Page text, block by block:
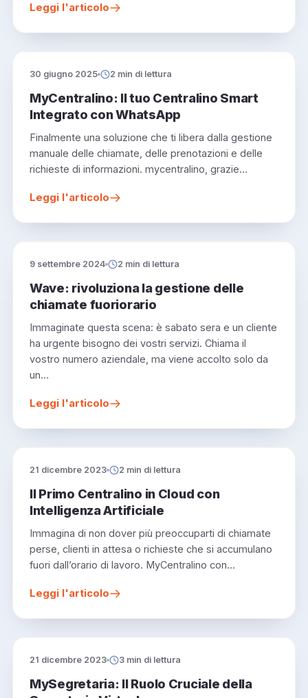
Leggi l'articolo
30 giugno 2025 2 min di lettura
MyCentralino: Il tuo Centralino Smart
Integrato con WhatsApp
Finalmente una soluzione che ti libera dalla gestione
manuale delle chiamate, delle prenotazioni e delle
richieste di informazioni. mycentralino, grazie…
Leggi l'articolo
9 settembre 2024 2 min di lettura
Wave: rivoluziona la gestione delle
chiamate fuoriorario
Immaginate questa scena: è sabato sera e un cliente
ha urgente bisogno dei vostri servizi. Chiama il
vostro numero aziendale, ma viene accolto solo da
un…
Leggi l'articolo
21 dicembre 2023 2 min di lettura
Il Primo Centralino in Cloud con
Intelligenza Artificiale
Immagina di non dover più preoccuparti di chiamate
perse, clienti in attesa o richieste che si accumulano
fuori dall’orario di lavoro. MyCentralino con…
Leggi l'articolo
21 dicembre 2023 3 min di lettura
MySegretaria: Il Ruolo Cruciale della